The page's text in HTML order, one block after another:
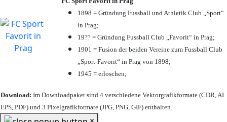
1898 = Gründung Fussball und Athletik Club „Sport“
in Prag;
19?? = Gründung Fussball Club „Favorit“ in Prag;
1901 = Fusion der beiden Vereine zum Fussball Club
„Sport-Favorit“ in Prag von 1898;
1945 = erloschen;
Download: Im Downloadpaket sind 4 verschiedene Vektorgrafikformate (CDR, AI
EPS, PDF) und 3 Pixelgrafikformate (JPG, PNG, GIF) enthalten.